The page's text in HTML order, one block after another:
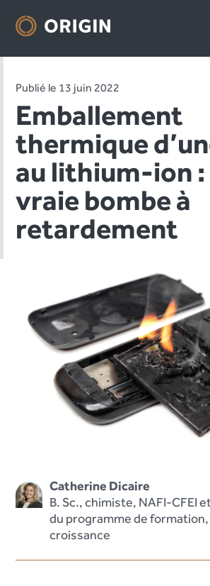
Publié le 13 juin 2022
Emballement
thermique
au lithium-ion :
vraie bombe à
retardement
Catherine Dicaire
B. Sc., chimiste, NAFI-CFEI
du programme de
croissance